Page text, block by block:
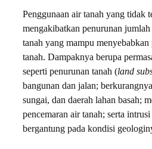
Penggunaan air tanah yang tidak
mengakibatkan penurunan
tanah yang mampu
tanah. Dampaknya berupa
seperti penurunan tanah (land
bangunan dan jalan;
sungai, dan daerah lahan basah;
pencemaran air tanah; serta
bergantung pada kondisi